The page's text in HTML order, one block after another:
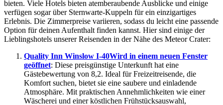
bieten. Viele Hotels bieten atemberaubende Ausblicke und einige
verfügen sogar über Sternwarte-Kuppeln für ein einzigartiges
Erlebnis. Die Zimmerpreise variieren, sodass du leicht eine passende
Option für deinen Aufenthalt finden kannst. Hier sind einige der
Lieblingshotels unserer Reisenden in der Nähe des Meteor Crater:
Quality Inn Winslow I-40Wird in einem neuen Fenster
geöffnet: Diese preisgünstige Unterkunft hat eine
Gästebewertung von 8,2. Ideal für Freizeitreisende, die
Komfort suchen, bietet sie eine saubere und einladende
Atmosphäre. Mit praktischen Annehmlichkeiten wie einer
Wäscherei und einer köstlichen Frühstücksauswahl,